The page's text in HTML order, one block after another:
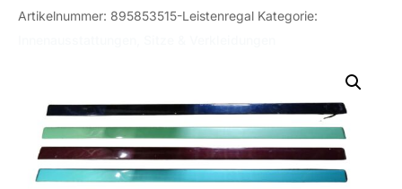
Artikelnummer: 895853515-Leistenregal Kategorie: